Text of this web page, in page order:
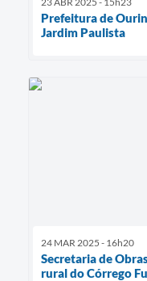
Prefeitura de
Jardim Paulista
24 MAR 2025 - 16h20
Secretaria de
rural do Córrego